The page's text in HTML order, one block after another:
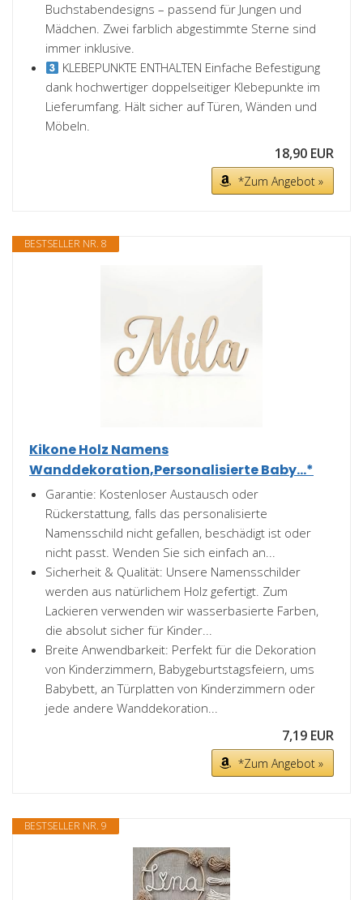
Buchstabendesigns – passend für Jungen und
Mädchen. Zwei farblich abgestimmte Sterne sind
immer inklusive.
KLEBEPUNKTE ENTHALTEN Einfache Befestigung
dank hochwertiger doppelseitiger Klebepunkte im
Lieferumfang. Hält sicher auf Türen, Wänden und
Möbeln.
18,90 EUR
*Zum Angebot »
BESTSELLER NR. 8
Kikone Holz Namens
Wanddekoration,Personalisierte Baby...*
Garantie: Kostenloser Austausch oder
Rückerstattung, falls das personalisierte
Namensschild nicht gefallen, beschädigt ist oder
nicht passt. Wenden Sie sich einfach an...
Sicherheit & Qualität: Unsere Namensschilder
werden aus natürlichem Holz gefertigt. Zum
Lackieren verwenden wir wasserbasierte Farben,
die absolut sicher für Kinder...
Breite Anwendbarkeit: Perfekt für die Dekoration
von Kinderzimmern, Babygeburtstagsfeiern, ums
Babybett, an Türplatten von Kinderzimmern oder
jede andere Wanddekoration...
7,19 EUR
*Zum Angebot »
BESTSELLER NR. 9